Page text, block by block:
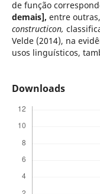
de função
demais], entre
constructicon,
Velde (2014), na
usos linguísticos,
Downloads